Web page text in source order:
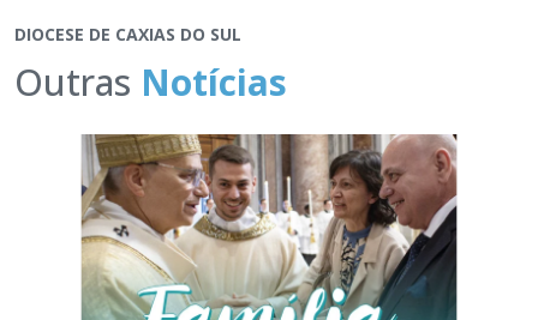
DIOCESE DE CAXIAS DO SUL
Outras Notícias